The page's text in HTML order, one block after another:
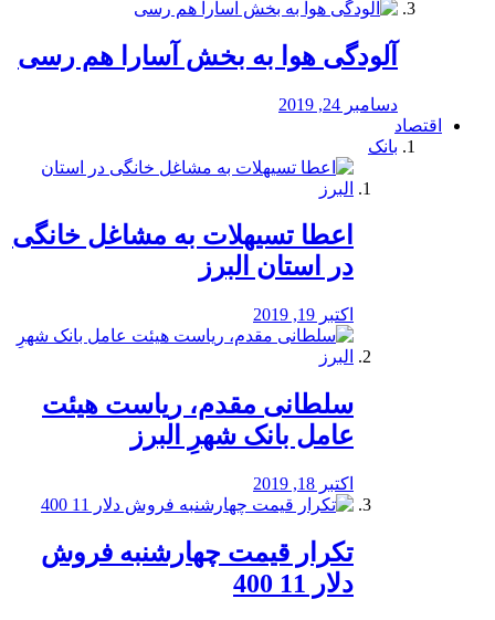
آلودگی هوا به بخش آسارا هم رسی
دسامبر 24, 2019
اقتصاد
بانک
️اعطا تسیهلات به مشاغل خانگی
در استان البرز
اکتبر 19, 2019
سلطانی مقدم، ریاست هیئت
عامل بانک شهرِ البرز
اکتبر 18, 2019
تکرار قیمت چهارشنبه فروش
دلار 11 400